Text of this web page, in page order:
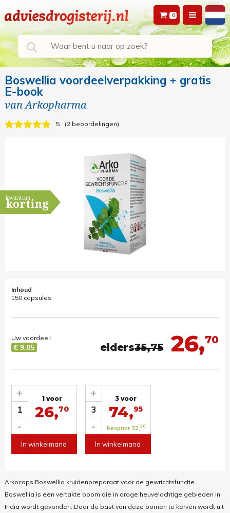
0
Boswellia voordeelverpakking + gratis
E-book
vanArkopharma
5 2 beoordelingen
kwantum
korting
Inhoud
150 capsules
26,70
elders35,75
Uw voordeel:
€ 9,05
1
-
+ 1 voor
26,70
In winkelmand
3
-
+ 3 voor
74,95
bespaar 32,30
In winkelmand
Arkocaps Boswellia kruidenpreparaat voor de gewrichtsfunctie.
Boswellia is een vertakte boom die in droge heuvelachtige gebieden in
India wordt gevonden. Door de bast van deze bomen te kerven wordt uit